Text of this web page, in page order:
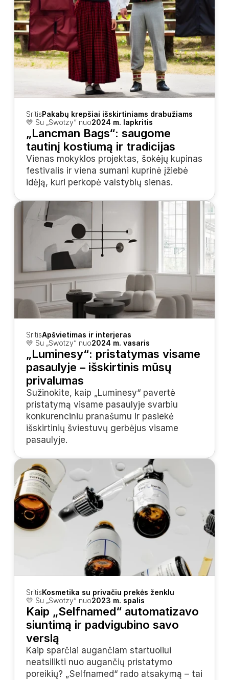
SritisPakabų krepšiai išskirtiniams drabužiams
💛 Su „Swotzy“ nuo2024 m. lapkritis
„Lancman Bags“: saugome
tautinį kostiumą ir tradicijas
Vienas mokyklos projektas, šokėjų kupinas
festivalis ir viena sumani kuprinė įžiebė
idėją, kuri perkopė valstybių sienas.
SritisApšvietimas ir interjeras
💛 Su „Swotzy“ nuo2024 m. vasaris
„Luminesy“: pristatymas visame
pasaulyje – išskirtinis mūsų
privalumas
Sužinokite, kaip „Luminesy“ pavertė
pristatymą visame pasaulyje svarbiu
konkurenciniu pranašumu ir pasiekė
išskirtinių šviestuvų gerbėjus visame
pasaulyje.
SritisKosmetika su privačiu prekės ženklu
💛 Su „Swotzy“ nuo2023 m. spalis
Kaip „Selfnamed“ automatizavo
siuntimą ir padvigubino savo
verslą
Kaip sparčiai augančiam startuoliui
neatsilikti nuo augančių pristatymo
poreikių? „Selfnamed“ rado atsakymą – tai